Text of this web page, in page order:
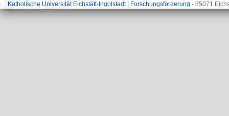
Katholische Universität Eichstätt-Ingolstadt | Forschungsförderung - 85071